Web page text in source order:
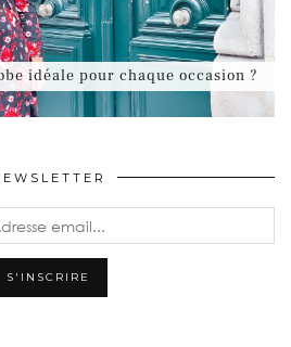
idéale pour chaque occasion ?